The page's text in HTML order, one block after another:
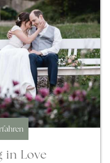
in Love